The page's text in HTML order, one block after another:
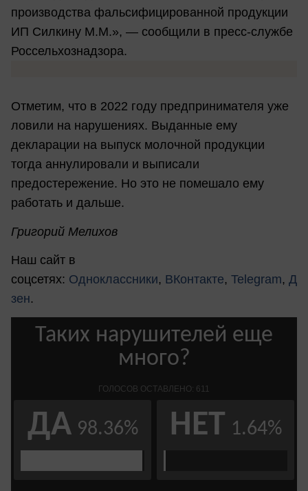
производства фальсифицированной продукции
ИП Силкину М.М.», — сообщили в пресс-службе
Россельхознадзора.
Отметим, что в 2022 году предпринимателя уже
ловили на нарушениях. Выданные ему
декларации на выпуск молочной продукции
тогда аннулировали и выписали
предостережение. Но это не помешало ему
работать и дальше.
Григорий Мелихов
Наш сайт в
соцсетях: Одноклассники, ВКонтакте, Telegram, Д
зен.